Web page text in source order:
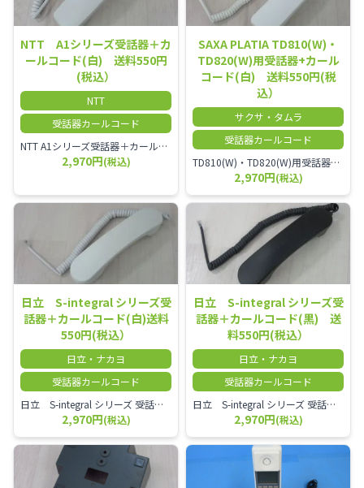
NTT A1シリーズ受話器＋カ
ールコード(白) 送料550円
(税込）
NTT
受話器カールコード
NTT A1シリーズ受話器＋カールコード セット／本商品は中古品となります。 写真では分かりにくいキズ・汚れなどの使用感があります。 経年変化で日焼けの色味が強くなる場合がございます。 予めご理解・ご了承頂きますようお願いいたします。
2,970円(税込)
SAXA PLATIA TD810(W)・
TD820(W)用受話器+カール
コード(白) 送料550円(税
込）
サクサ・タムラ
受話器カールコード
TD810(W)・TD820(W)用受話器＋カールコード セット／本商品は中古品となります。 写真では分かりにくいキズ・汚れなどの使用感があります。 予めご理解・ご了承頂きますようお願いいたします。
2,970円(税込)
日立 S-integral シリーズ受
話器＋カールコード(白)送料
550円(税込）
日立・ナカヨ
受話器カールコード
日立 S-integral シリーズ 受話器＋カールコード セット（白）／本商品は中古品となります。 写真では分かりにくいキズ・汚れなどの使用感があります。 経年変化で日焼けの色味が強くなる場合がございます。 予めご理解・ご了承頂きますようお願いいたします。
2,970円(税込)
日立 S-integral シリーズ受
話器＋カールコード(黒) 送
料550円(税込）
日立・ナカヨ
受話器カールコード
日立 S-integral シリーズ 受話器＋カールコード セット（黒）／本商品は中古品となります。 写真では分かりにくいキズ・汚れなどの使用感があります。 経年変化で日焼けの色味が強くなる場合がございます。 予めご理解・ご了承頂きますようお願いいたします。
2,970円(税込)